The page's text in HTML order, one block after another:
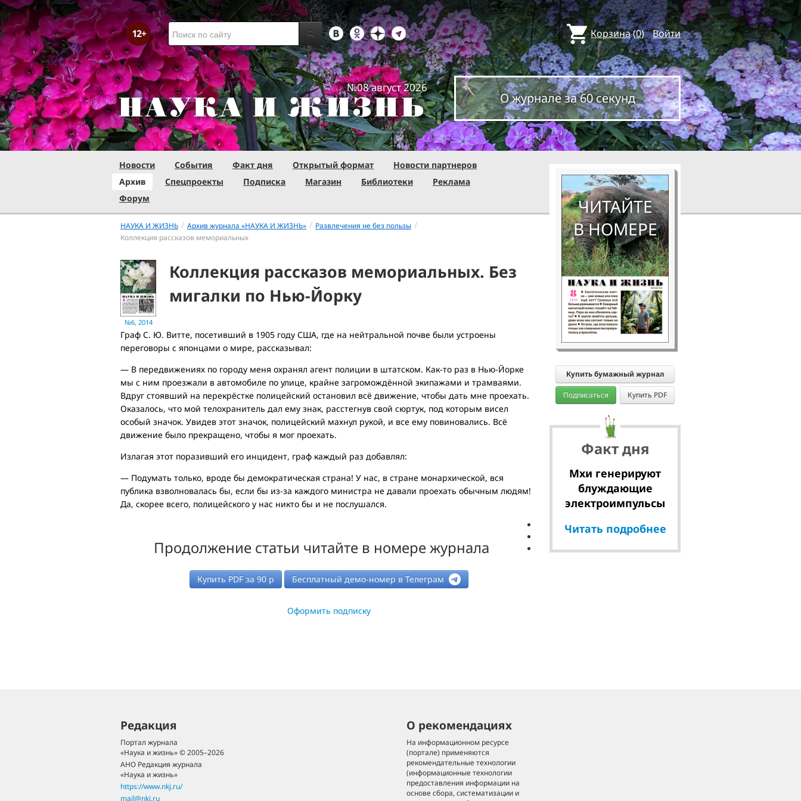
Корзина(0) Войти
№08 август 2026
О журнале за 60 секунд
Новости События Факт дня Открытый формат
Новости партнеров
Архив
Спецпроекты Подписка Магазин Библиотеки
Реклама
Форум
НАУКА И ЖИЗНЬ / Архив журнала «НАУКА И ЖИЗНЬ» / Развлечения не без пользы /
Коллекция рассказов мемориальных
№6, 2014
Коллекция рассказов мемориальных. Без
мигалки по Нью-Йорку
Граф С. Ю. Витте, посетивший в 1905 году США, где на нейтральной почве были устроены
переговоры с японцами о мире, рассказывал:
— В передвижениях по городу меня охранял агент полиции в штатском. Как-то раз в Нью-Йорке
мы с ним проезжали в автомобиле по улице, крайне загромождённой экипажами и трамваями.
Вдруг стоявший на перекрёстке полицейский остановил всё движение, чтобы дать мне проехать.
Оказалось, что мой телохранитель дал ему знак, расстегнув свой сюртук, под которым висел
особый значок. Увидев этот значок, полицейский махнул рукой, и все ему повиновались. Всё
движение было прекращено, чтобы я мог проехать.
Излагая этот поразивший его инцидент, граф каждый раз добавлял:
— Подумать только, вроде бы демократическая страна! У нас, в стране монархической, вся
публика взволновалась бы, если бы из-за каждого министра не давали проехать обычным людям!
Да, скорее всего, полицейского у нас никто бы и не послушался.
Продолжение статьи читайте в номере журнала
Купить PDF за90 р Бесплатный демо-номер в Телеграм
Оформить подписку
ЧИТАЙТЕ
В НОМЕРЕ
Купить бумажный журнал
Подписаться Купить PDF
Факт дня
Мхи генерируют
блуждающие
электроимпульсы
Читать подробнее
Редакция
Портал журнала
«Наука и жизнь» © 2005–2026
АНО Редакция журнала
«Наука и жизнь»
https://www.nkj.ru/
mail@nkj.ru
О рекомендациях
На информационном ресурсе
(портале) применяются
рекомендательные технологии
(информационные технологии
предоставления информации на
основе сбора, систематизации и